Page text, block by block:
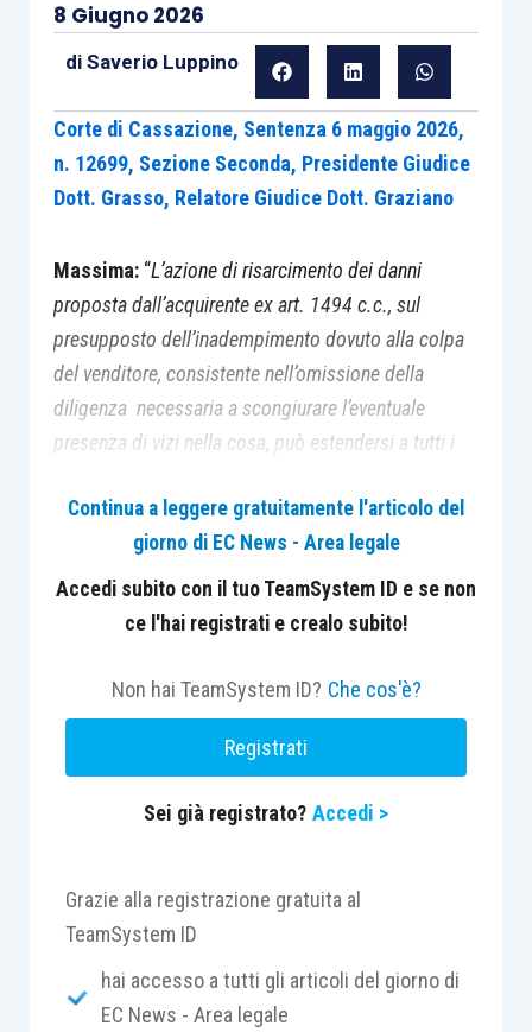
8 Giugno 2026
di Saverio Luppino
Corte di Cassazione, Sentenza 6 maggio 2026,
n. 12699, Sezione Seconda, Presidente Giudice
Dott. Grasso, Relatore Giudice Dott. Graziano
Massima: “L’azione di risarcimento dei danni
proposta dall’acquirente ex art. 1494 c.c., sul
presupposto dell’inadempimento dovuto alla colpa
del venditore, consistente nell’omissione della
diligenza necessaria a scongiurare l’eventuale
presenza di vizi nella cosa, può estendersi a tutti i
non solo a quelli relativi alle spese necessarie per
l’eliminazione dei vizi accertati, ma anche a quelli
inerenti alla mancata o parziale utilizzazione della
cosa, o al lucro cessante per la mancata rivendita
ammissibile in alternativa, ovvero cumulativamente,
rispetto alle azioni di adempimento in forma
specifica del contratto, di riduzione del prezzo o di
La decisione assume particolare interesse
nell’utilizzo della consulenza tecnica d’ufficio
Continua a leggere gratuitamente l'articolo del
giorno di EC News - Area legale
Accedi subito con il tuo TeamSystem ID e se non
ce l'hai registrati e crealo subito!
Non hai TeamSystem ID? Che cos'è?
Registrati
Sei già registrato? Accedi >
Grazie alla registrazione gratuita al
TeamSystem ID
hai accesso a tutti gli articoli del giorno di
EC News - Area legale